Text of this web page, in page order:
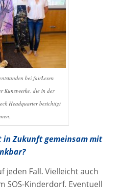
bei fairLesen
Kunstwerke, die in der
Headquarter besichtigt
in Zukunft gemeinsam mit
jeden Fall. Vielleicht auch
SOS-Kinderdorf. Eventuell